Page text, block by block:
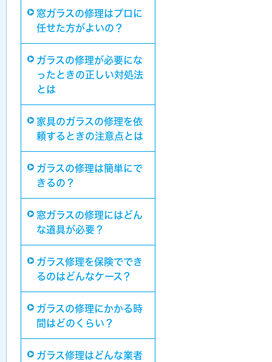
窓ガラスの修理はプロに
任せた方がよいの？
ガラスの修理が必要にな
ったときの正しい対処法
とは
家具のガラスの修理を依
頼するときの注意点とは
ガラスの修理は簡単にで
きるの？
窓ガラスの修理にはどん
な道具が必要？
ガラス修理を保険ででき
るのはどんなケース？
ガラスの修理にかかる時
間はどのくらい？
ガラス修理はどんな業者